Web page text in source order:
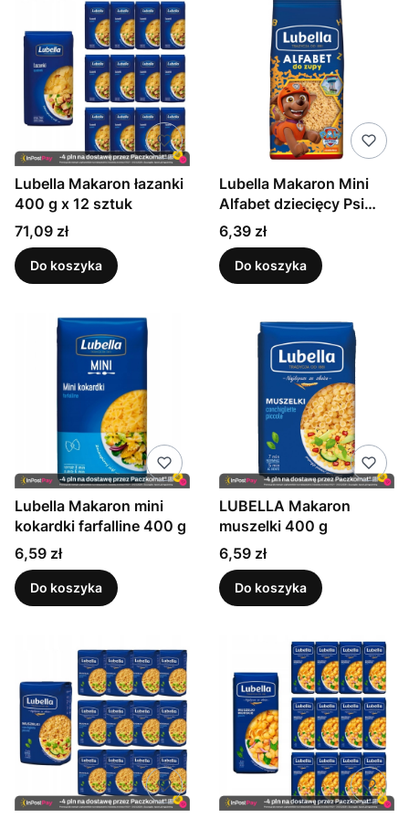
Lubella Makaron łazanki
400 g x 12 sztuk
Cena
71,09 zł
Do koszyka
Lubella Makaron Mini
Alfabet dziecięcy Psi
Patrol 350g
Cena
6,39 zł
Do koszyka
Lubella Makaron mini
kokardki farfalline 400 g
Cena
6,59 zł
Do koszyka
LUBELLA Makaron
muszelki 400 g
Cena
6,59 zł
Do koszyka